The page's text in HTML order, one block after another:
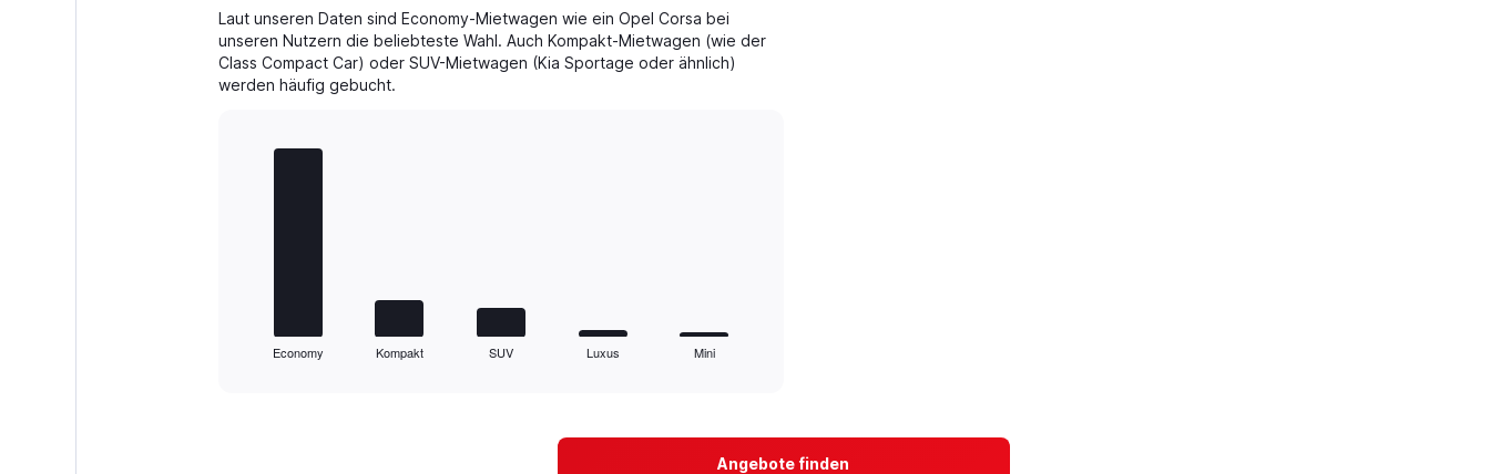
Laut unseren Daten sind Economy-Mietwagen wie ein Opel Corsa bei
unseren Nutzern die beliebteste Wahl. Auch Kompakt-Mietwagen (wie der
Class Compact Car) oder SUV-Mietwagen (Kia Sportage oder ähnlich)
werden häufig gebucht.
Economy Kompakt SUV Luxus Mini
Angebote finden